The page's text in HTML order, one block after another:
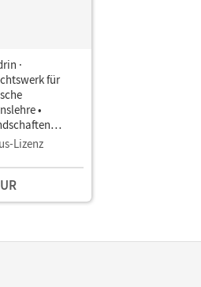
·
für
•
N · Band
•
als E-Book
Lizenz